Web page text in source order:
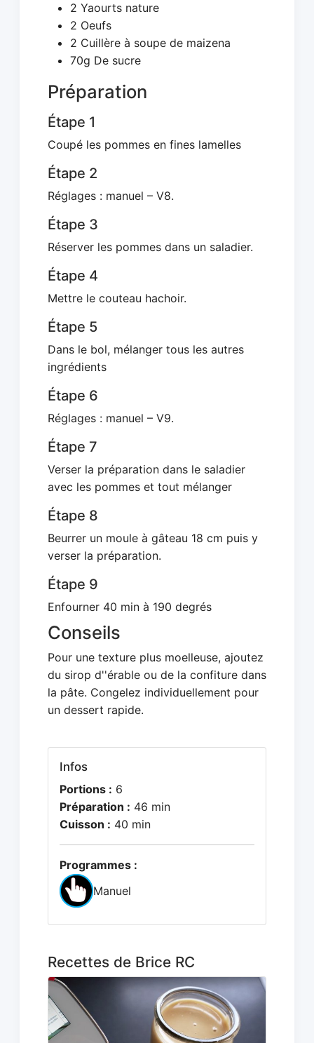
2 Yaourts nature
2 Oeufs
2 Cuillère à soupe de maizena
70g De sucre
Préparation
Étape 1
Coupé les pommes en fines lamelles
Étape 2
Réglages : manuel – V8.
Étape 3
Réserver les pommes dans un saladier.
Étape 4
Mettre le couteau hachoir.
Étape 5
Dans le bol, mélanger tous les autres
ingrédients
Étape 6
Réglages : manuel – V9.
Étape 7
Verser la préparation dans le saladier
avec les pommes et tout mélanger
Étape 8
Beurrer un moule à gâteau 18 cm puis y
verser la préparation.
Étape 9
Enfourner 40 min à 190 degrés
Conseils
Pour une texture plus moelleuse, ajoutez
du sirop d''érable ou de la confiture dans
la pâte. Congelez individuellement pour
un dessert rapide.
Infos
Portions : 6
Préparation : 46 min
Cuisson : 40 min
Programmes :
Manuel
Recettes de Brice RC